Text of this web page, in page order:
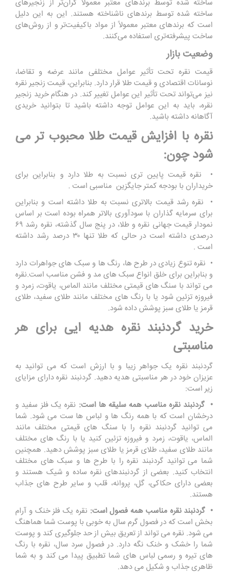
ساخته شده توسط برندهای معتبر معمولاً گران‌تر از زنجیرهای
ساخته شده توسط برندهای ناشناخته هستند. این به این دلیل
است که برندهای معتبر معمولاً از مواد باکیفیت‌تر و از روش‌های
ساخت پیشرفته‌تری استفاده می‌کنند.
وضعیت بازار
قیمت نقره تحت تأثیر عوامل مختلفی مانند عرضه و تقاضا،
نوسانات اقتصادی و قیمت طلا قرار دارد. بنابراین، قیمت زنجیر نقره
نیز می‌تواند تحت تأثیر این عوامل تغییر کند. در هنگام خرید زنجیر
نقره، باید به این عوامل توجه داشته باشید تا بتوانید خریدی
آگاهانه داشته باشید.
نقره با افزایش قیمت طلا محبوب تر می
شود چون:
• نقره قیمت پایین تری نسبت به طلا دارد و بنابراین برای
خریداران با بودجه کمتر جایگزین مناسبی است .
• نقره رشد قیمت بالاتری نسبت به طلا داشته است و بنابراین
برای سرمایه گذاران با سودآوری بالاتر همراه بوده است بر اساس
نمودار قیمت جهانی نقره و طلا، در پنج سال گذشته، نقره رشد ۶۹
درصدی داشته است در حالی که طلا تنها ۳۰ درصد رشد داشته
است .
• نقره تنوع زیادی در طرح ها، رنگ ها و سبک های جواهرات دارد
و بنابراین برای خلق انواع سبک های مد و فشن مناسب است.نقره
می تواند با سنگ های قیمتی مختلف مانند الماس، یاقوت، زمرد و
فیروزه تزئین شود یا با رنگ های مختلف مانند طلای سفید، طلای
قرمز یا طلای سبز پوشش داده شود.
خرید گردنبند نقره هدیه ایی برای هر
مناسبتی
گردنبند نقره یک جواهر زیبا و با ارزش است که می توانید به
عزیزان خود در هر مناسبتی هدیه دهید. گردنبند نقره دارای مزایای
زیر است:
• گردنبند نقره مناسب همه سلیقه ها است: نقره یک فلز سفید و
درخشان است که با همه رنگ ها و لباس ها ست می شود. شما
می توانید گردنبند نقره را با سنگ های قیمتی مختلف مانند
الماس، یاقوت، زمرد و فیروزه تزئین کنید یا با رنگ های مختلف
مانند طلای سفید، طلای قرمز یا طلای سبز پوشش دهید. همچنین
شما می توانید گردنبند نقره را با طرح ها و سبک های مختلف
انتخاب کنید. بعضی از گردنبندهای نقره ساده و شیک هستند و
بعضی دارای حکاکی، گل، پروانه، قلب و سایر طرح های جذاب
هستند.
• گردنبند نقره مناسب همه فصول است: نقره یک فلز خنک و آرام
بخش است که در فصول گرم سال به خوبی با پوست شما هماهنگ
می شود. نقره می تواند از تعریق بیش از حد جلوگیری کند و پوست
شما را خشک و خنک نگه دارد. در فصول سرد سال، نقره با رنگ
های تیره و رسمی لباس های شما تطبیق پیدا می کند و به شما
ظاهری جذاب و شکیل می دهد.